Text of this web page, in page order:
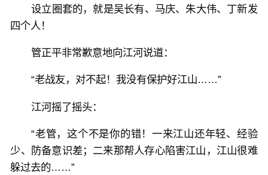
设立圈套的，就是吴长有、马庆、朱大伟、丁新发
四个人！
管正平非常歉意地向江河说道：
“老战友，对不起！我没有保护好江山……”
江河摇了摇头：
“老管，这个不是你的错！一来江山还年轻、经验
少、防备意识差；二来那帮人存心陷害江山，江山很难
躲过去的……”